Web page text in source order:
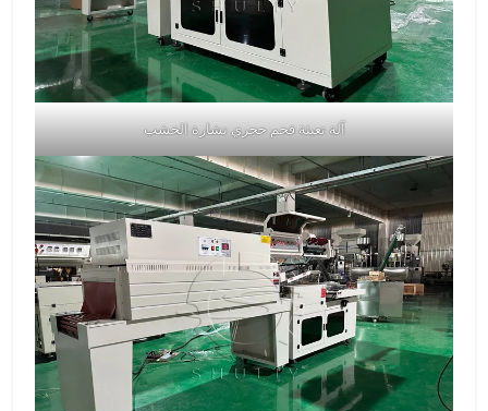
آلة تعبئة فحم حجري نشارة الخشب